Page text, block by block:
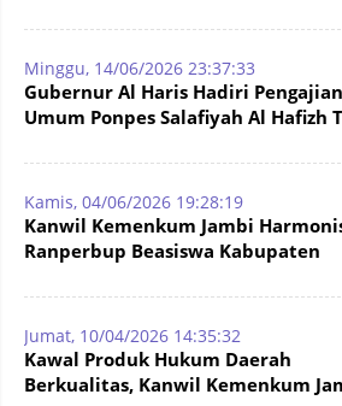
Minggu, 14/06/2026 23:37:33
Gubernur Al Haris Hadiri Pengajian
Umum Ponpes Salafiyah Al Hafizh
Kamis, 04/06/2026 19:28:19
Kanwil Kemenkum Jambi
Ranperbup Beasiswa Kabupaten
Jumat, 10/04/2026 14:35:32
Kawal Produk Hukum Daerah
Berkualitas, Kanwil Kemenkum